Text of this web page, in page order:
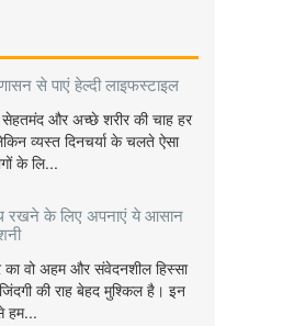
से पाएं हेल्दी लाइफस्टाइल
और अच्छे शरीर की चाह हर
व्यस्त दिनचर्या के चलते ऐसा
के लि...
रखने के लिए अपनाएं ये आसान
वो अहम और संवेदनशील हिस्सा
की राह बेहद मुश्किल है। इन
हम...